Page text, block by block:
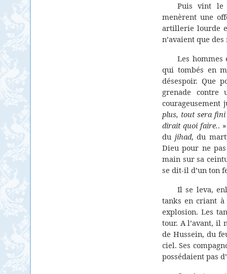
Puis vint le
menèrent une
artillerie lourde
n’avaient que
Les
qui tombés en
désespoir. Que
grenade
plus, tout sera
dirait quoi faire..
du jihad, du
Dieu pour ne
main sur sa
se dit-il d’un ton
Il se leva,
tanks en criant
explosion. Les
tour. A l’avant, il
de Hussein, du
ciel. Ses
possédaient pas